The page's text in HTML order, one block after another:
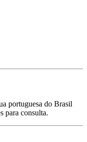
portuguesa do Brasil
para consulta.